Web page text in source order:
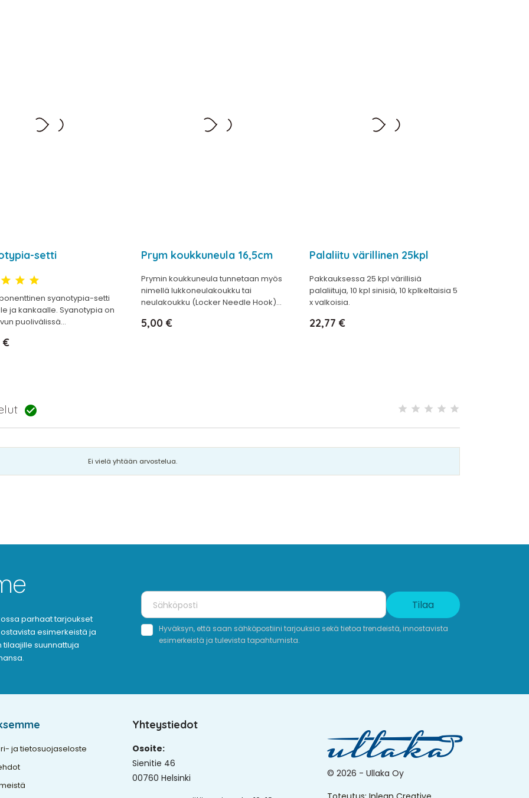
setti
syanotypia-setti
ja kankaalle. Syanotypia on
puolivälissä...
€
Prym koukkuneula 16,5cm
Prymin koukkuneula tunnetaan myös
nimellä lukkoneulakoukku tai
neulakoukku (Locker Needle Hook)...
Hinta
5,00 €
Palaliitu värillinen 25kpl
Pakkauksessa 25 kpl värillisiä
palaliituja, 10 kpl sinisiä, 10 kplkeltaisia 5
x valkoisia.
Hinta
22,77 €

Ei vielä yhtään arvostelua.
parhaat tarjoukset
esimerkeistä ja
suunnattuja
Tilaa
Hyväksyn, että saan sähköpostiini tarjouksia sekä tietoa trendeistä, innostavista
esimerkeistä ja tulevista tapahtumista.
ja tietosuojaseloste
Yhteystiedot
Osoite:
Sienitie 46
00760 Helsinki
© 2026 - Ullaka Oy